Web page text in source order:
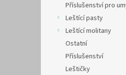
Příslušenství pro
Leštící pasty
Leštící molitany
Ostatní
Příslušenství
Leštičky